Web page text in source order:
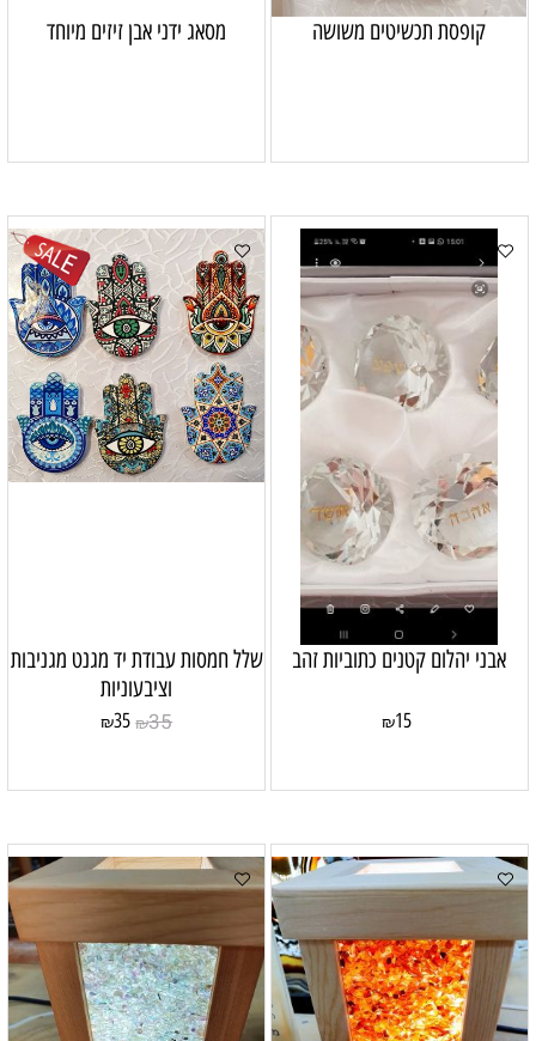
קופסת תכשיטים משושה מסאג ידני אבן זיזים מיוחד
אבני יהלום קטנים כתוביות זהב
₪15
שלל חמסות עבודת יד מגנט מגניבות
וציבעוניות
₪35
₪35